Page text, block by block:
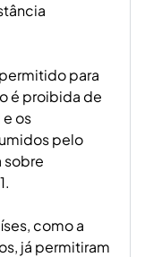
para
é proibida de
os
pelo
sobre
como a
já permitiram